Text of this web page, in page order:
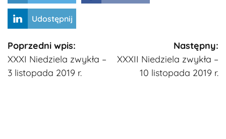
Udostępnij
Kontynuuj
czytanie
Poprzedni wpis:
XXXI Niedziela zwykła –
3 listopada 2019 r.
Następny:
XXXII Niedziela zwykła –
10 listopada 2019 r.